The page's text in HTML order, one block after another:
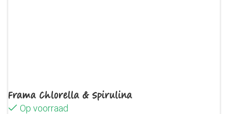
Frama Chlorella & Spirulina
Op voorraad